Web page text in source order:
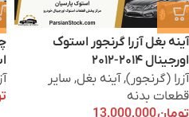
آینه بغل آزرا گرنجور استوک
اورجینال ۲۰۱۴-۲۰۱۲
آزرا (گرنجور), آینه بغل, سایر
قطعات بدنه